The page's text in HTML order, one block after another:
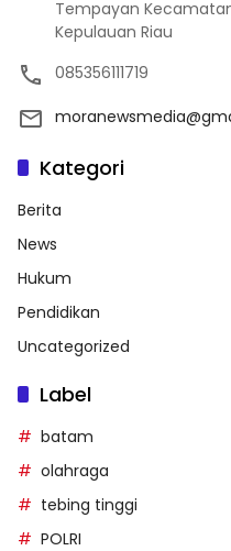
Tempayan
Kepulauan Riau
085356111719
Kategori
Berita
News
Hukum
Pendidikan
Uncategorized
Label
batam
olahraga
tebing tinggi
POLRI